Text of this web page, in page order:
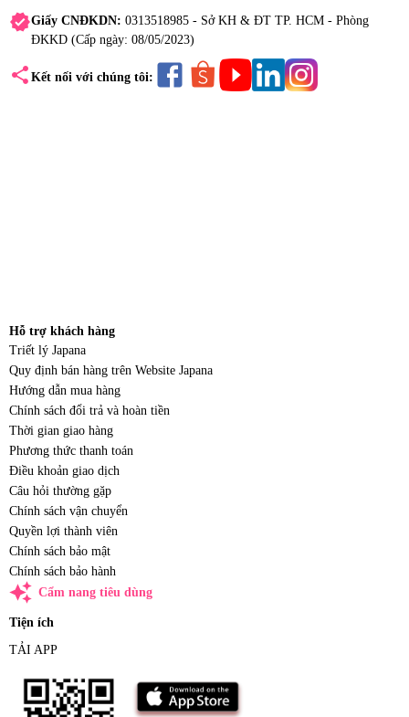
verifiedGiấy CNĐKDN: 0313518985 - Sở KH & ĐT TP. HCM - Phòng
ĐKKD (Cấp ngày: 08/05/2023)
share Kết nối với chúng tôi:
Hỗ trợ khách hàng
Triết lý Japana
Quy định bán hàng trên Website Japana
Hướng dẫn mua hàng
Chính sách đổi trả và hoàn tiền
Thời gian giao hàng
Phương thức thanh toán
Điều khoản giao dịch
Câu hỏi thường gặp
Chính sách vận chuyển
Quyền lợi thành viên
Chính sách bảo mật
Chính sách bảo hành
auto_awesome Cẩm nang tiêu dùng
Tiện ích
TẢI APP